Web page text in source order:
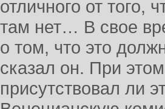
отличного от того,
там нет… В свое
о том, что это
сказал он. При
присутствовал ли